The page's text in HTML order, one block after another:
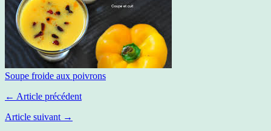
Soupe froide aux poivrons
← Article précédent
Article suivant →